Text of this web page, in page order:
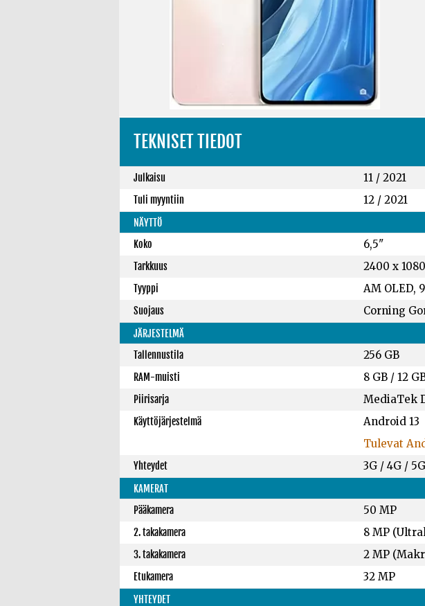
TEKNISET TIEDOT
Julkaisu 11 / 2021
Tuli myyntiin 12 / 2021
NÄYTTÖ
Koko
6,5"
Tarkkuus 2400 x 1080
Tyyppi AM OLED,
Suojaus Corning
JÄRJESTELMÄ
Tallennustila
256 GB
RAM-muisti 8 GB /12
Piirisarja MediaTek
Käyttöjärjestelmä
Android 13
Tulevat
Yhteydet 3G / 4G / 5G
KAMERAT
Pääkamera
50 MP
2. takakamera 8 MP
3. takakamera 2 MP
Etukamera 32 MP
YHTEYDET